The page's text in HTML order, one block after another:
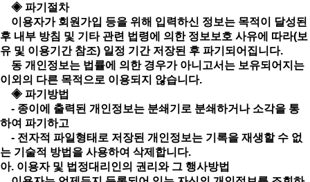
◈ 파기절차
이용자가 회원가입 등을 위해 입력하신 정보는 목적이 달성된
후 내부 방침 및 기타 관련 법령에 의한 정보보호 사유에 따라(보
유 및 이용기간 참조) 일정 기간 저장된 후 파기되어집니다.
동 개인정보는 법률에 의한 경우가 아니고서는 보유되어지는
이외의 다른 목적으로 이용되지 않습니다.
◈ 파기방법
- 종이에 출력된 개인정보는 분쇄기로 분쇄하거나 소각을 통
하여 파기하고
- 전자적 파일형태로 저장된 개인정보는 기록을 재생할 수 없
는 기술적 방법을 사용하여 삭제합니다.
아. 이용자 및 법정대리인의 권리와 그 행사방법